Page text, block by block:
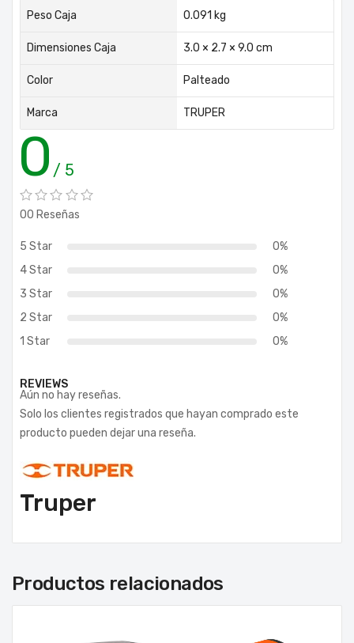
Peso Caja 0.091 kg
Dimensiones Caja 3.0 × 2.7 × 9.0 cm
Color Palteado
Marca TRUPER
0 / 5
00 Reseñas
5 Star
0%
4 Star
0%
3 Star
0%
2 Star
0%
1 Star
0%
REVIEWS
Aún no hay reseñas.
Solo los clientes registrados que hayan comprado este
producto pueden dejar una reseña.
Truper
Productos relacionados